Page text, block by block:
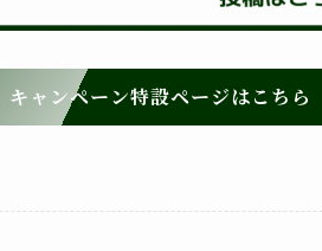
キャンペーン特設ページはこちら